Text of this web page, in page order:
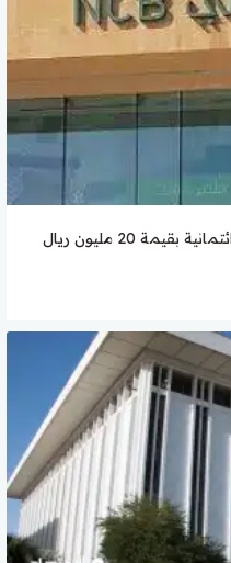
البنك الأهلي السعودي يجدد تسهيلات ائتمانية بقيمة 20 مليون ريال